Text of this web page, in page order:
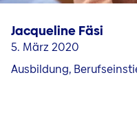
Bewerbungs- und
Jacqueline Fäsi
5. März 2020
Ausbildung,